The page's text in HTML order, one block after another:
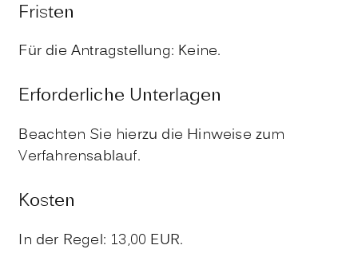
Fristen
Für die Antragstellung: Keine.
Erforderliche Unterlagen
Beachten Sie hierzu die Hinweise zum
Verfahrensablauf.
Kosten
In der Regel: 13,00 EUR.